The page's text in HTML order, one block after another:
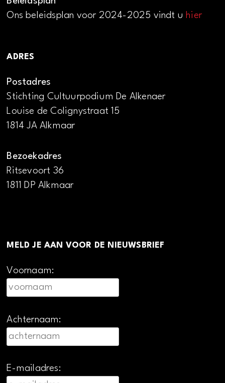
Ons beleidsplan voor 2024-2025 vindt u hier
ADRES
Postadres
Stichting Cultuurpodium De Alkenaer
Louise de Colignystraat 15
1814 JA Alkmaar
Bezoekadres
Ritsevoort 36
1811 DP Alkmaar
MELD JE AAN VOOR DE NIEUWSBRIEF
Voornaam:
Achternaam:
E-mailadres: